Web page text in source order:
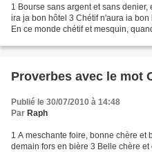
1 Bourse sans argent et sans
ira ja bon hôtel 3 Chétif n'aura ia
En ce monde chétif et mesquin,
Proverbes avec le mot
Publié le 30/07/2010 à 14:48
Par Raph
1 A meschante foire, bonne chère
demain fors en bière 3 Belle chère